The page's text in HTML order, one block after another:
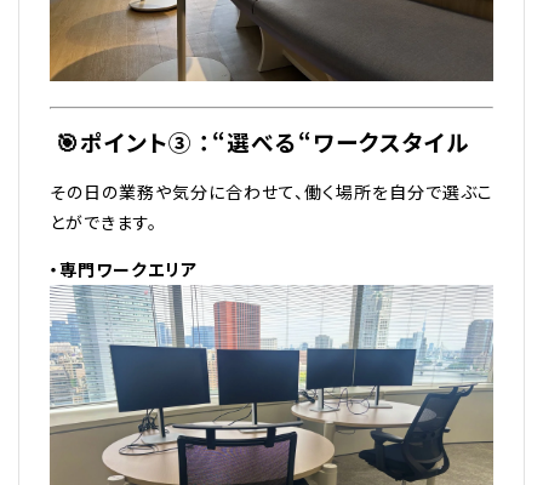
🎯ポイント③ ：“選べる“ワークスタイル
その日の業務や気分に合わせて、働く場所を自分で選ぶこ
とができます。
・専門ワークエリア